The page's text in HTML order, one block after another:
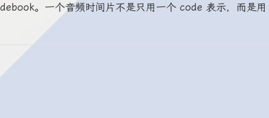
。一个音频时间片不是只用一个 code 表示，而是